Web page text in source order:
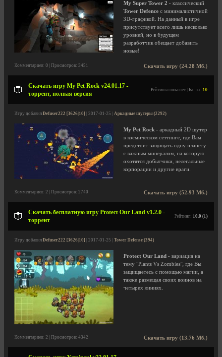
My Super Tower 2 - классический
Tower Defence с минималистичной
3D-графикой. На данный в игре
присутствует всего лишь несколько
уровней, но в будущем
разработчик обещает добавить
новые!
Скачать игру (24.28 Мб.)
Комментариев: 0 | Просмотров: 3451
Скачать игру My Pet Rock v24.01.17 -
торрент, полная версия
Рейтинга пока нет | Баллы: 10
Игру добавил Defuser222 [3626|10] | 2017-01-25 | Аркадные шутеры (2292)
My Pet Rock - аркадный 2D шутер
в космическом сеттинге, где Вам
предстоит защищать одну планету
с важным минералом, на которую
охотятся добытчики, нелегальные
корпорации и другие враги.
Скачать игру (52.93 Мб.)
Комментариев: 2 | Просмотров: 2740
Скачать бесплатную игру Protect Our Land v1.2.0 -
торрент
Рейтинг: 10.0 (1)
Игру добавил Defuser222 [3626|10] | 2017-01-25 | Tower Defense (394)
Protect Our Land - вариация на
тему "Plants Vs Zombies", где Вы
защищаетесь с помощью магии, а
также размещая своих воинов на
четырех линиях.
Скачать игру (13.76 Мб.)
Комментариев: 2 | Просмотров: 4342